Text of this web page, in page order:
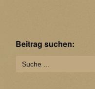
Beitrag suchen:
for: